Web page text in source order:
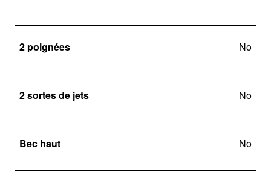
2 poignées No
2 sortes de jets No
Bec haut No